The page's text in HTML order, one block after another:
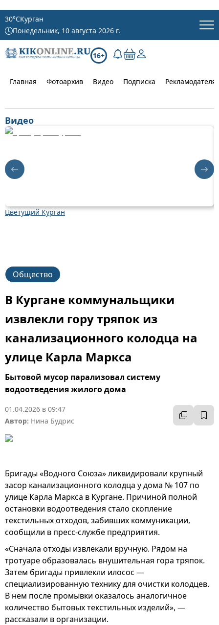
30°CКурган
Понедельник, 10 августа 2026 г.
16+
Главная Фотоархив Видео Подписка
Видео
Цветущий Курган
Общество
В Кургане коммунальщики
извлекли гору тряпок из
канализационного колодца на
улице Карла Маркса
Бытовой мусор парализовал систему
водоотведения жилого дома
01.04.2026 в 09:47
Автор: Нина Будрис
Бригады «Водного Союза» ликвидировали крупный
засор канализационного колодца у дома № 107 по
улице Карла Маркса в Кургане. Причиной полной
остановки водоотведения стало скопление
текстильных отходов, забивших коммуникации,
сообщили в пресс-службе предприятия.
«Сначала отходы извлекали вручную. Рядом на
тротуаре образовалась внушительная гора тряпок.
Затем бригады привлекли илосос —
специализированную технику для очистки колодцев.
В нем после промывки оказалось аналогичное
количество бытовых текстильных изделий», —
рассказали в организации.